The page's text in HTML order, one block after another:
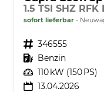
1.5 TSI SHZ RFK
sofort lieferbar
Fahrzeugnr. 346555
Kraftstoff Benzin
Leistung 110 kW (150 PS)
13.04.2026